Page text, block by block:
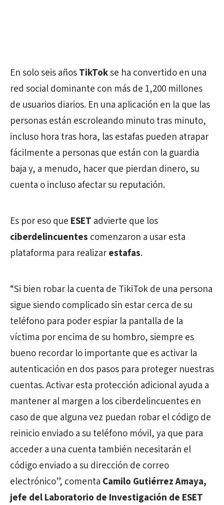
En solo seis añosTikTokse ha convertido en una
red social dominante con más de 1,200 millones
de usuarios diarios. En una aplicación en la que las
personas están escroleando minuto tras minuto,
incluso hora tras hora, las estafas pueden atrapar
fácilmente a personas que están con la guardia
baja y, a menudo, hacer que pierdan dinero, su
cuenta o incluso afectar su reputación.
Es por eso que ESET advierte que los
ciberdelincuentes comenzaron a usar esta
plataforma para realizarestafas.
“Si bien robar la cuenta de TikiTok de una persona
sigue siendo complicado sin estar cerca de su
teléfono para poder espiar la pantalla de la
víctima por encima de su hombro, siempre es
bueno recordar lo importante que es activar la
autenticación en dos pasos para proteger nuestras
cuentas. Activar esta protección adicional ayuda a
mantener al margen a los ciberdelincuentes en
caso de que alguna vez puedan robar el código de
reinicio enviado a su teléfono móvil, ya que para
acceder a una cuenta también necesitarán el
código enviado a su dirección de correo
electrónico”, comenta Camilo Gutiérrez Amaya,
jefe del Laboratorio de Investigación de ESET